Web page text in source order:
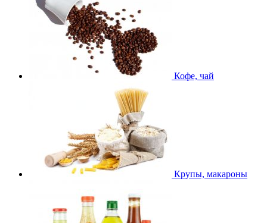
Кофе, чай
Крупы, макароны